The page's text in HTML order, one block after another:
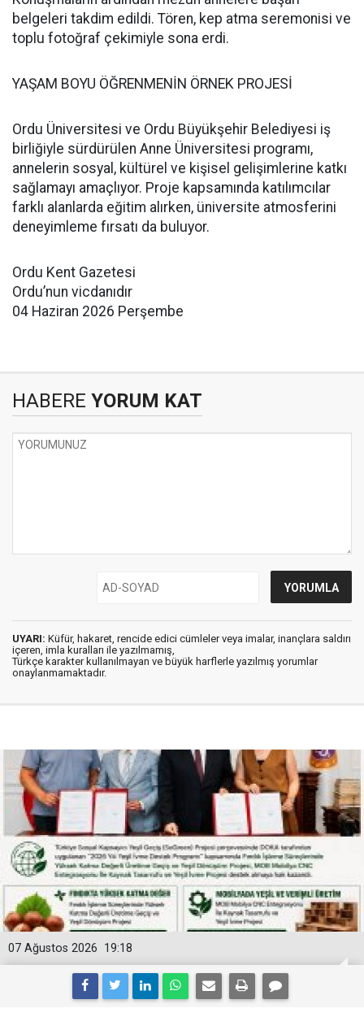
belgeleri takdim edildi. Tören, kep atma seremonisi ve
toplu fotoğraf çekimiyle sona erdi.
YAŞAM BOYU ÖĞRENMENİN ÖRNEK PROJESİ
Ordu Üniversitesi ve Ordu Büyükşehir Belediyesi iş
birliğiyle sürdürülen Anne Üniversitesi programı,
annelerin sosyal, kültürel ve kişisel gelişimlerine katkı
sağlamayı amaçlıyor. Proje kapsamında katılımcılar
farklı alanlarda eğitim alırken, üniversite atmosferini
deneyimleme fırsatı da buluyor.
Ordu Kent Gazetesi
Ordu’nun vicdanıdır
04 Haziran 2026 Perşembe
HABERE YORUM KAT
UYARI: Küfür, hakaret, rencide edici cümleler veya imalar, inançlara saldırı
içeren, imla kuralları ile yazılmamış,
Türkçe karakter kullanılmayan ve büyük harflerle yazılmış yorumlar
onaylanmamaktadır.
19:18
07 Ağustos 2026